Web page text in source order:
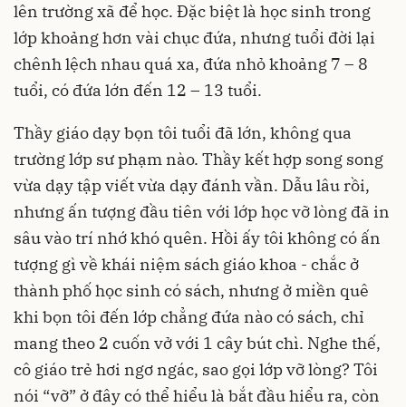
lên trường xã để học. Đặc biệt là học sinh trong
lớp khoảng hơn vài chục đứa, nhưng tuổi đời lại
chênh lệch nhau quá xa, đứa nhỏ khoảng 7 – 8
tuổi, có đứa lớn đến 12 – 13 tuổi.
Thầy giáo dạy bọn tôi tuổi đã lớn, không qua
trường lớp sư phạm nào. Thầy kết hợp song song
vừa dạy tập viết vừa dạy đánh vần. Dẫu lâu rồi,
nhưng ấn tượng đầu tiên với lớp học vỡ lòng đã in
sâu vào trí nhớ khó quên. Hồi ấy tôi không có ấn
tượng gì về khái niệm sách giáo khoa - chắc ở
thành phố học sinh có sách, nhưng ở miền quê
khi bọn tôi đến lớp chẳng đứa nào có sách, chỉ
mang theo 2 cuốn vở với 1 cây bút chì. Nghe thế,
cô giáo trẻ hơi ngơ ngác, sao gọi lớp vỡ lòng? Tôi
nói “vỡ” ở đây có thể hiểu là bắt đầu hiểu ra, còn